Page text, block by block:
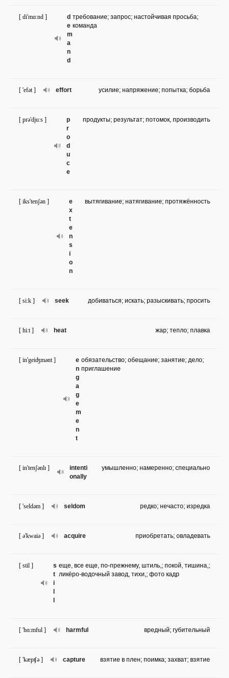
d
e
m
a
n
d
[ di'mɑ:nd ]
требование; запрос; настойчивая просьба;
команда
effort
[ 'efət ] усилие; напряжение; попытка; борьба
p
r
o
d
u
c
e
[ prə'dju:s ] продукты; результат; потомок, производить
e
x
t
e
n
s
i
o
n
[ iks'tenʃən ] вытягивание; натягивание; протяжённость
seek
[ si:k ] добиваться; искать; разыскивать; просить
heat
[ hi:t ] жар; тепло; плавка
e
n
g
a
g
e
m
e
n
t
[ in'geiʤmənt ]
обязательство; обещание; занятие; дело;
приглашение
intenti
onally
[ in'tenʃənlɪ ] умышленно; намеренно; специально
seldom
[ 'seldəm ] редко; нечасто; изредка
acquire
[ ə'kwaiə ] приобретать; овладевать
s
t
i
[ stil ]
еще, все еще, по-прежнему, штиль,; покой, тишина,;
ликёро-водочный завод, тихи,; фото кадр
harmful
[ 'hɑ:mful ] вредный; губительный
capture
[ 'kæpʧə ] взятие в плен; поимка; захват; взятие